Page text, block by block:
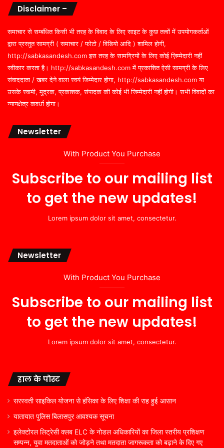
Disclaimer –
समाचार से सम्बंधित किसी भी तरह के विवाद के लिए साइट के कुछ तत्वों में उपयोगकर्ताओं
द्वारा प्रस्तुत सामग्री ( समाचार / फोटो / विडियो आदि ) शामिल होगी,
http://sabkasandesh.com इस तरह के सामग्रियों के लिए कोई ज़िम्मेदारी नहीं
स्वीकार करता है। http://sabkasandesh.com में प्रकाशित ऐसी सामग्री के लिए
संवाददाता / खबर देने वाला स्वयं जिम्मेदार होगा, http://sabkasandesh.com या
उसके स्वामी, मुद्रक, प्रकाशक, संपादक की कोई भी जिम्मेदारी नहीं होगी। सभी विवादों का
न्यायक्षेत्र कवर्धा होगा।
Newsletter
With Product You Purchase
Subscribe to our mailing list
to get the new updates!
Lorem ipsum dolor sit amet, consectetur.
Newsletter
With Product You Purchase
Subscribe to our mailing list
to get the new updates!
Lorem ipsum dolor sit amet, consectetur.
हाल के पोस्ट
सरस्वती साइकिल योजना से हंसिका के लिए शिक्षा की राह हुई आसान
यातायात पुलिस बिलासपुर आवश्यक सूचना
इलेक्टोरल लिट्रेसी क्लब ELC के नोडल अधिकारियों का जिला स्तरीय प्रशिक्षण
सम्पन्न, युवा मतदाताओं को जोड़ने तथा मतदाता जागरूकता को बढ़ाने के दिए गए